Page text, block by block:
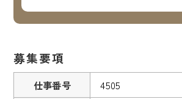
募集要項
仕事番号
4505